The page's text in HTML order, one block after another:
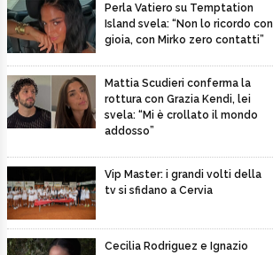
Perla Vatiero su Temptation
Island svela: “Non lo ricordo con
gioia, con Mirko zero contatti”
Mattia Scudieri conferma la
rottura con Grazia Kendi, lei
svela: “Mi è crollato il mondo
addosso”
Vip Master: i grandi volti della
tv si sfidano a Cervia
Cecilia Rodriguez e Ignazio